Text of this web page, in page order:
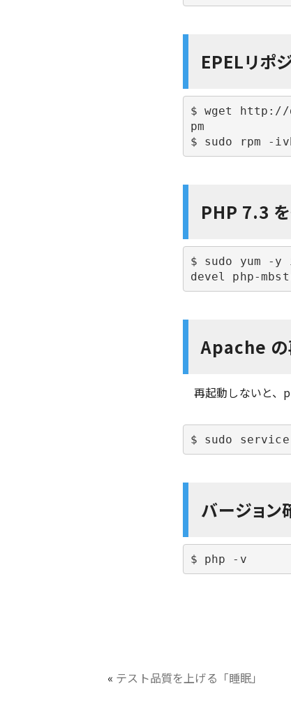
EPELリポ
$ wget http://
pm
$ sudo rpm -
PHP 7.3
$ sudo yum -y
devel php-
Apache の
再起動しないと、
$ sudo
バージョン
$ php -v
« テスト品質を上げる「睡眠」